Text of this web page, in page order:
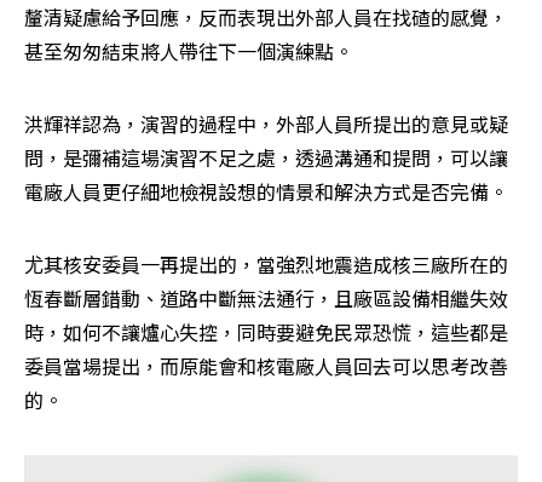
釐清疑慮給予回應，反而表現出外部人員在找碴的感覺，
甚至匆匆結束將人帶往下一個演練點。
洪輝祥認為，演習的過程中，外部人員所提出的意見或疑
問，是彌補這場演習不足之處，透過溝通和提問，可以讓
電廠人員更仔細地檢視設想的情景和解決方式是否完備。
尤其核安委員一再提出的，當強烈地震造成核三廠所在的
恆春斷層錯動、道路中斷無法通行，且廠區設備相繼失效
時，如何不讓爐心失控，同時要避免民眾恐慌，這些都是
委員當場提出，而原能會和核電廠人員回去可以思考改善
的。